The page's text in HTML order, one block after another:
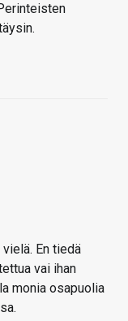
En tiedä
vai ihan
monia osapuolia